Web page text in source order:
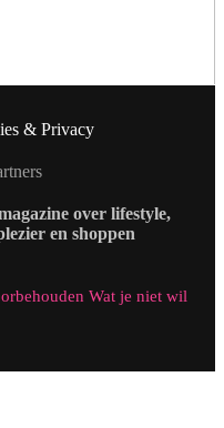
& Privacy
over lifestyle,
en shoppen
Wat je niet wil